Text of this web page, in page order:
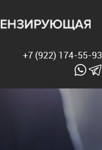
+7 (922) 174-55-93